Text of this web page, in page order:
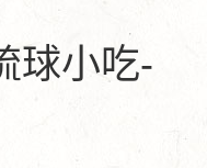
球小吃-